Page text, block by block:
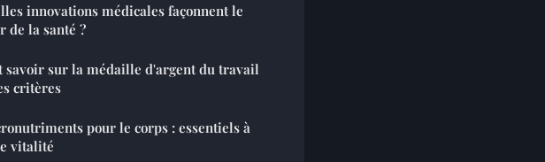
innovations médicales façonnent le
de la santé ?
savoir sur la médaille d'argent du travail
critères
pour le corps : essentiels à
vitalité